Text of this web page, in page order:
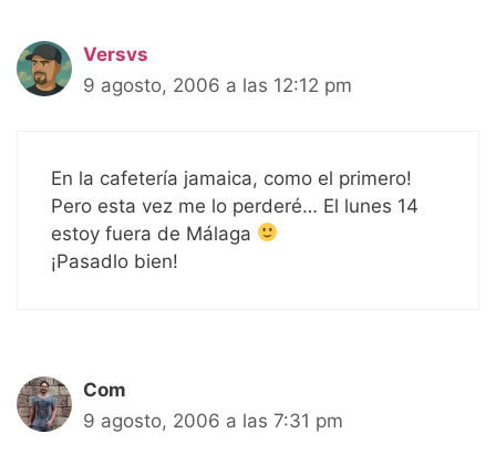
Versvs
9 agosto, 2006 a las 12:12 pm
En la cafetería jamaica, como el primero!
Pero esta vez me lo perderé… El lunes 14
estoy fuera de Málaga
¡Pasadlo bien!
Com
9 agosto, 2006 a las 7:31 pm